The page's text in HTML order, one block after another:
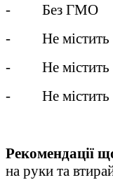
- Без ГМО
- Не містить
- Не містить
- Не містить
Рекомендації
на руки та